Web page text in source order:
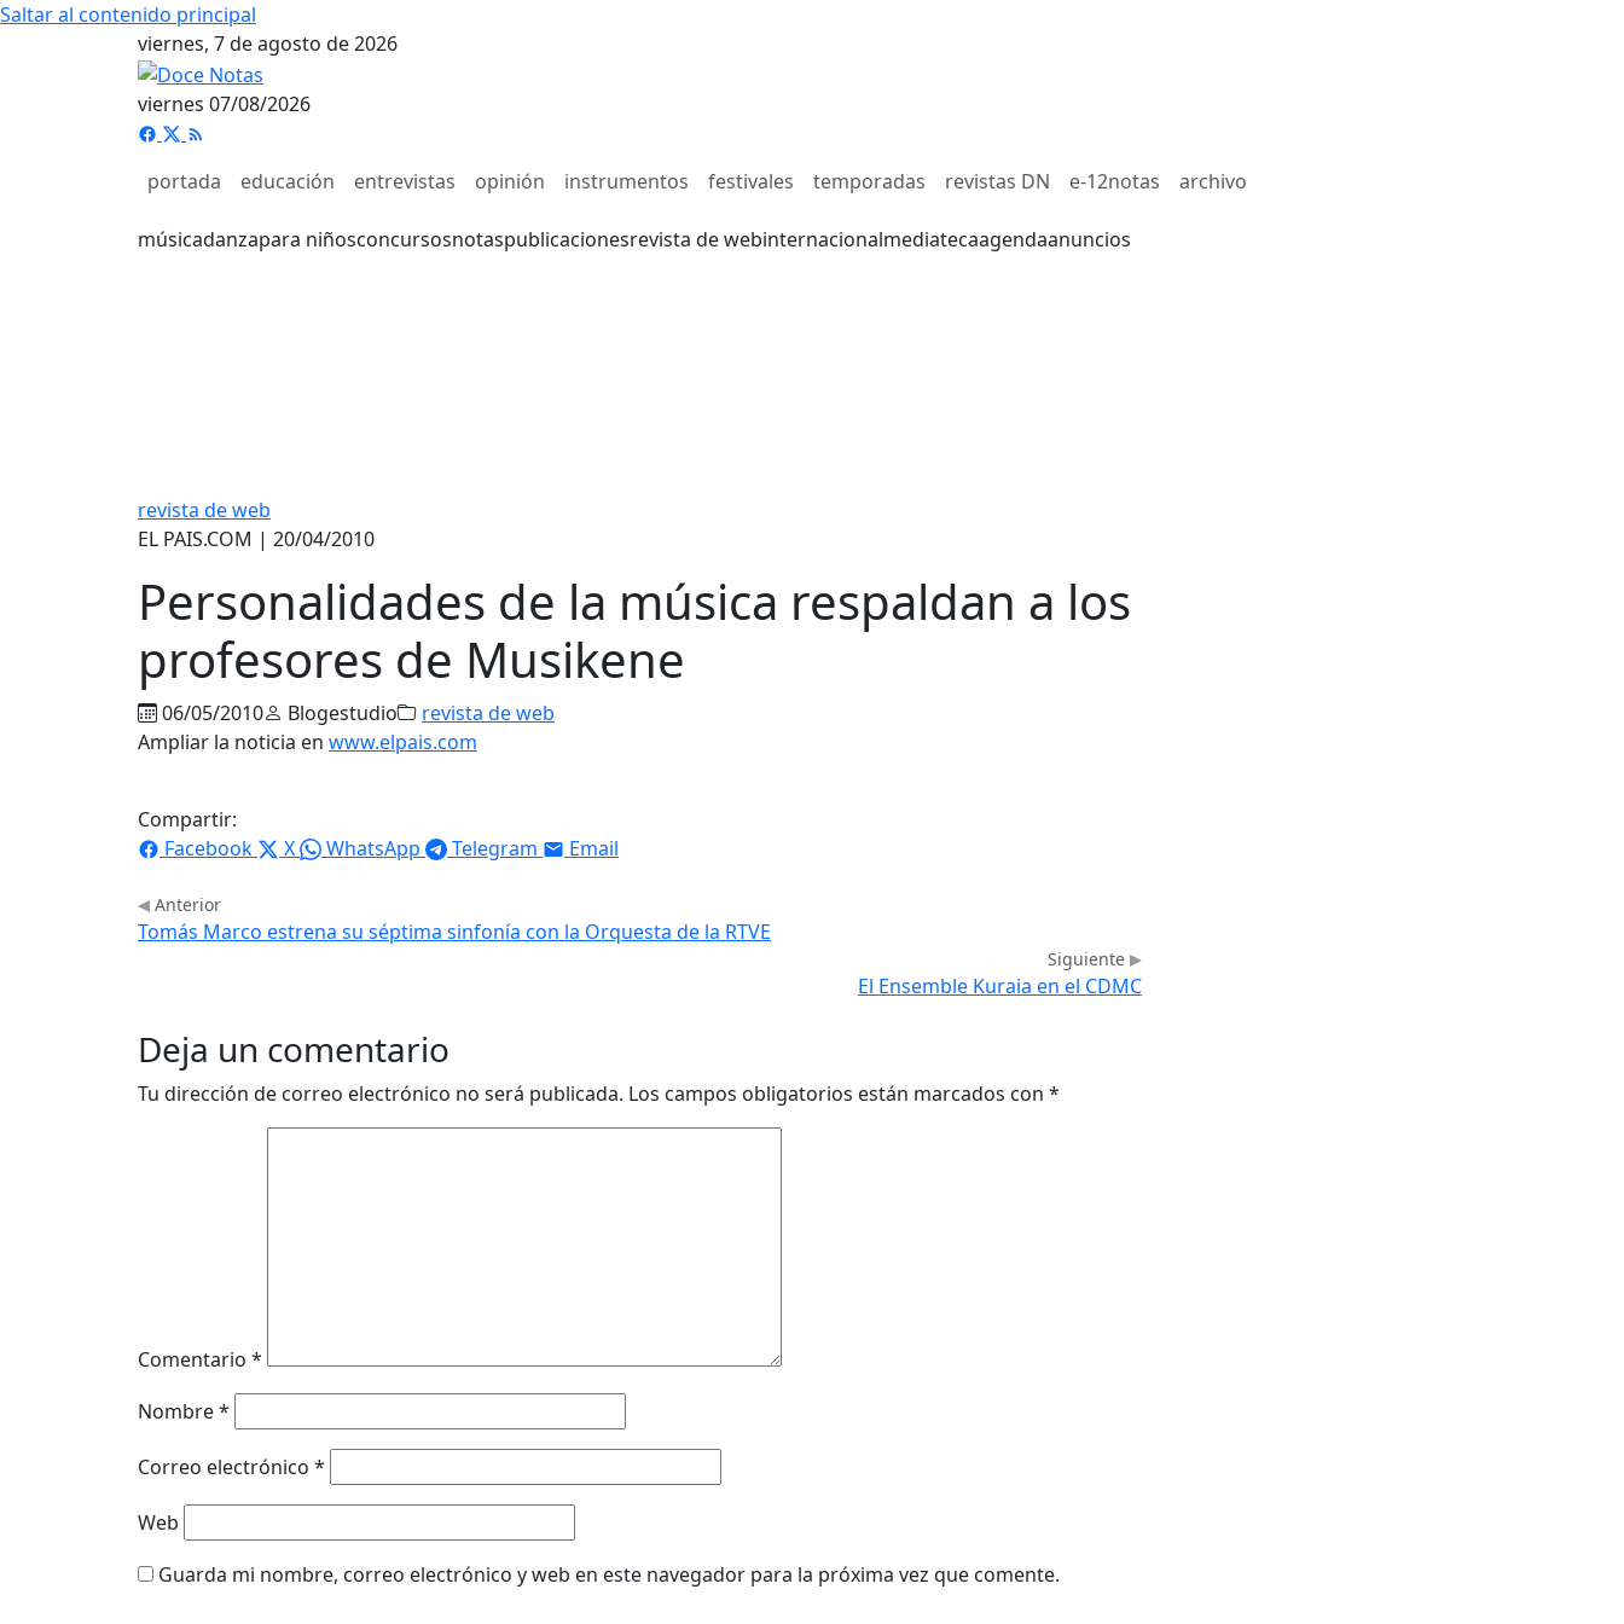
Saltar al contenido principal
viernes, 7 de agosto de 2026
viernes 07/08/2026
portada educación entrevistas opinión instrumentos festivales temporadas revistas DN e-12notas archivo
músicadanzapara niñosconcursosnotaspublicacionesrevista de webinternacionalmediatecaagendaanuncios
revista de web
EL PAIS.COM | 20/04/2010
Personalidades de la música respaldan a los
profesores de Musikene
06/05/2010 Blogestudio
revista de web
Ampliar la noticia en www.elpais.com
Compartir:
Facebook
X WhatsApp Telegram Email
Anterior
Tomás Marco estrena su séptima sinfonía con la Orquesta de la RTVE
Siguiente
El Ensemble Kuraia en el CDMC
Deja un comentario
Tu dirección de correo electrónico no será publicada. Los campos obligatorios están marcados con *
Comentario *
Nombre*
Correo electrónico *
Web
Guarda mi nombre, correo electrónico y web en este navegador para la próxima vez que comente.